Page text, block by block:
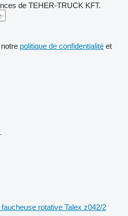
de TEHER-TRUCK KFT.
politique de confidentialité et
faucheuse rotative Talex z042/2